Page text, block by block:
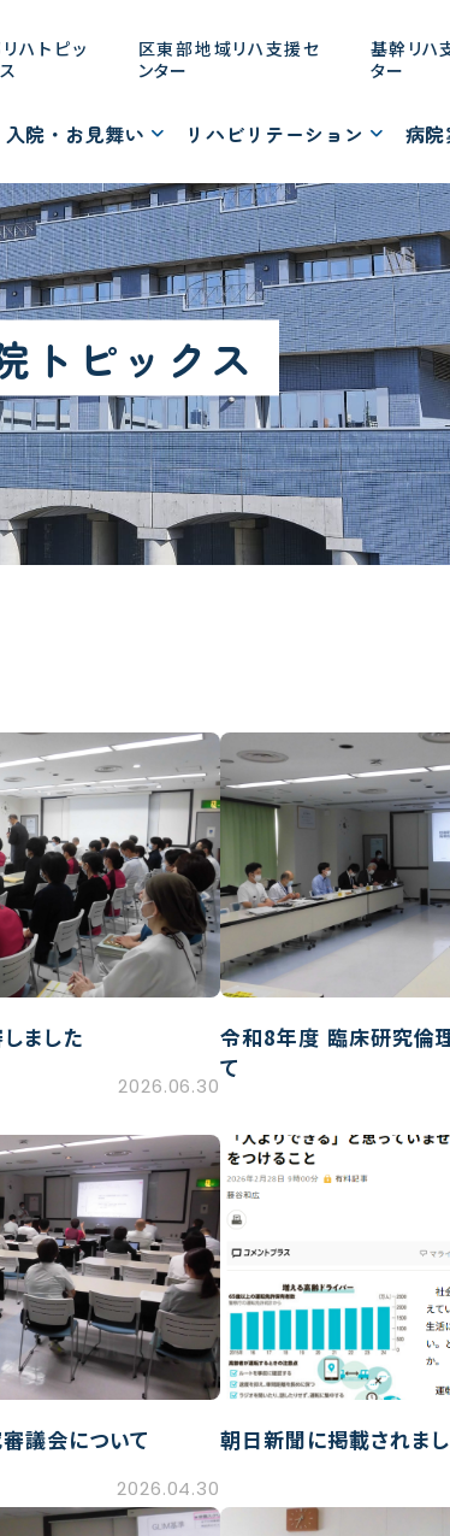
ハトピッ
区東部地域リハ支援セ
ンター
基幹リハ
ター
入院・お見舞い リハビリテーション 病院
トピックス
ました
2026.06.30
令和8年度 臨床研究倫
て
議会について
2026.04.30
朝日新聞に掲載されま